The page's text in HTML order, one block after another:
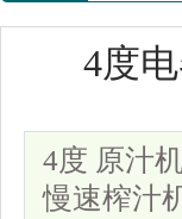
4度
4度 原汁
慢速榨汁